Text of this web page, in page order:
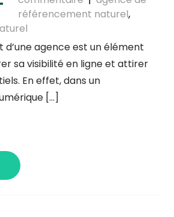
référencement naturel,
agence est un élément
sa visibilité en ligne et attirer
En effet, dans un
[…]